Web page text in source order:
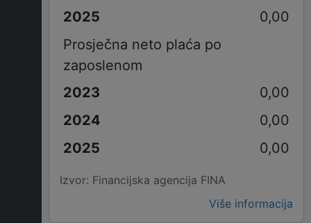
0,00
Prosječna neto plaća po
zaposlenom
0,00
0,00
0,00
Izvor: Financijska agencija FINA
Više informacija